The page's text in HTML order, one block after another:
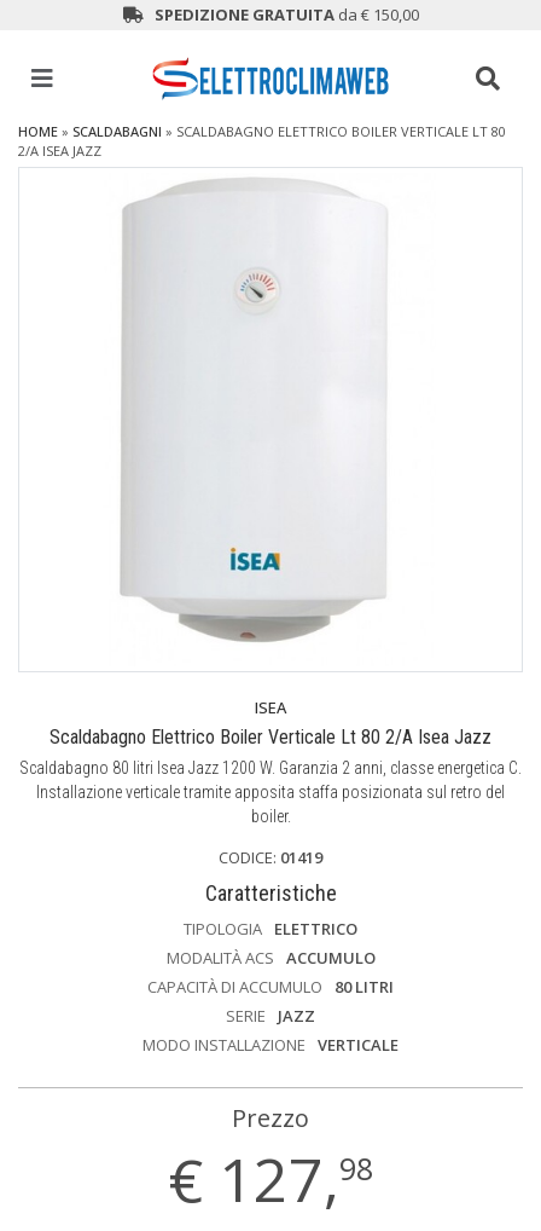
SPEDIZIONE GRATUITAda € 150,00
HOME » SCALDABAGNI » SCALDABAGNO ELETTRICO BOILER VERTICALE LT 80
2/A ISEA JAZZ
ISEA
Scaldabagno Elettrico Boiler Verticale Lt 80 2/A Isea Jazz
Scaldabagno 80 litri Isea Jazz 1200 W. Garanzia 2 anni, classe energetica C.
Installazione verticale tramite apposita staffa posizionata sul retro del
boiler.
CODICE: 01419
Caratteristiche
TIPOLOGIA
ELETTRICO
MODALITÀ ACS
ACCUMULO
CAPACITÀ DI ACCUMULO
80 LITRI
SERIE
JAZZ
MODO INSTALLAZIONE
VERTICALE
Prezzo
€ 127,98